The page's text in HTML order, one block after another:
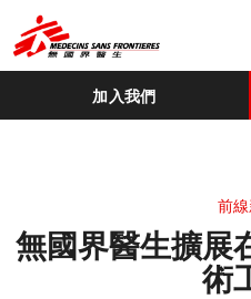
加入我們
前
無國界醫生擴展
術